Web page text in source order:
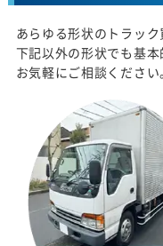
あらゆる形状のトラック
下記以外の形状でも基本
お気軽にご相談ください。